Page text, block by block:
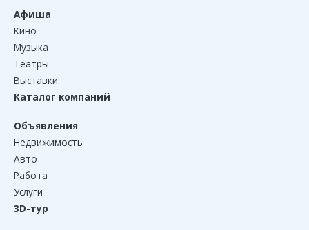
Афиша
Кино
Музыка
Театры
Выставки
Каталог компаний
Объявления
Недвижимость
Авто
Работа
Услуги
3D-тур